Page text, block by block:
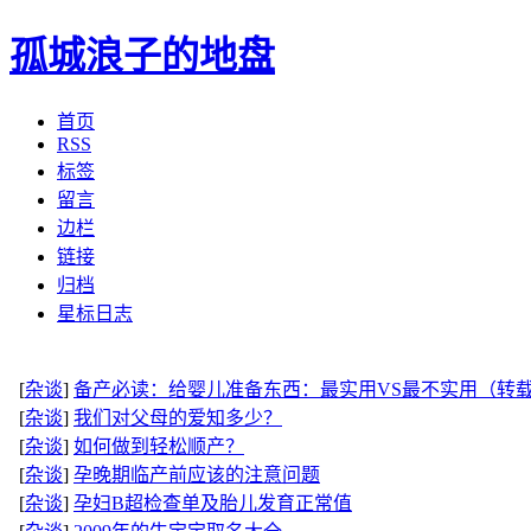
孤城浪子的地盘
首页
RSS
标签
留言
边栏
链接
归档
星标日志
[杂谈] 备产必读：给婴儿准备东西：最实用VS最不实用（转
[杂谈] 我们对父母的爱知多少？
[杂谈] 如何做到轻松顺产？
[杂谈] 孕晚期临产前应该的注意问题
[杂谈] 孕妇B超检查单及胎儿发育正常值